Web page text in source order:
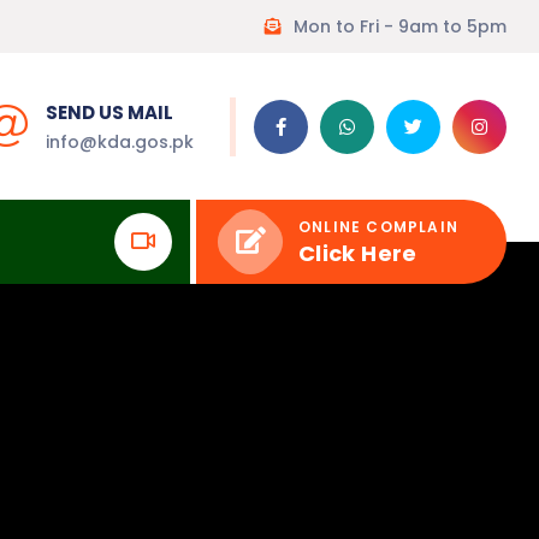
Mon to Fri - 9am to 5pm
SEND US MAIL
info@kda.gos.pk
ONLINE COMPLAIN
Click Here